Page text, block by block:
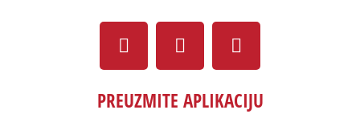
PREUZMITE APLIKACIJU